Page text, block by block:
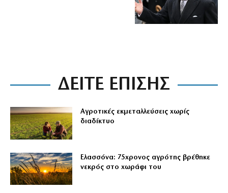
ΔΕΙΤΕ ΕΠΙΣΗΣ
Αγροτικές εκμεταλλεύσεις χωρίς
διαδίκτυο
Ελασσόνα: 75χρονος αγρότης βρέθηκε
νεκρός στο χωράφι του